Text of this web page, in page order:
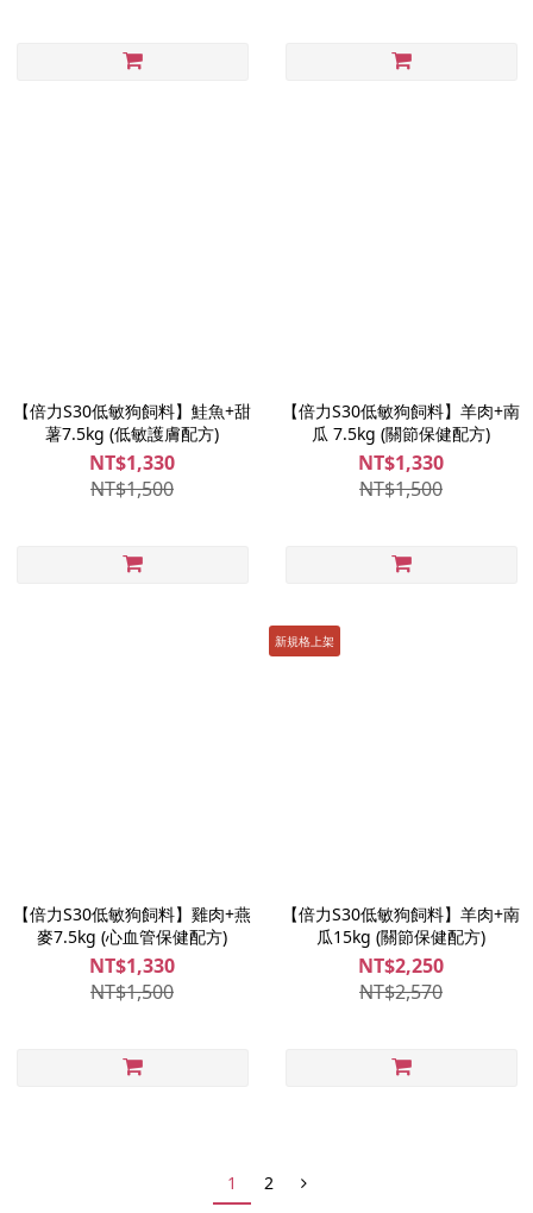
【倍力S30低敏狗飼料】鮭魚+甜
薯7.5kg (低敏護膚配方)
NT$1,330
NT$1,500
【倍力S30低敏狗飼料】羊肉+南
瓜 7.5kg (關節保健配方)
NT$1,330
NT$1,500
【倍力S30低敏狗飼料】雞肉+燕
麥7.5kg (心血管保健配方)
NT$1,330
NT$1,500
新規格上架
【倍力S30低敏狗飼料】羊肉+南
瓜15kg (關節保健配方)
NT$2,250
NT$2,570
1 2